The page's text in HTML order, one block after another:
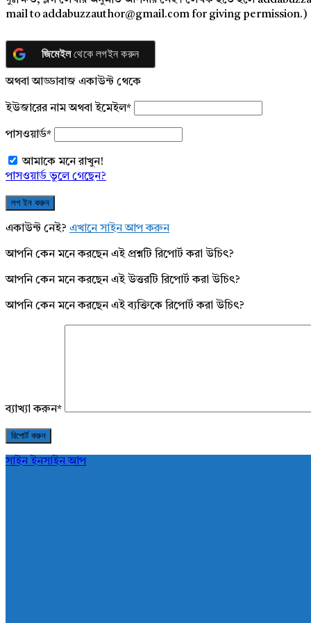
mail to addabuzzauthor@gmail.com for giving permission.)
জিমেইলথেকে লগইন করুন
অথবা আড্ডাবাজ একাউন্ট থেকে
ইউজারের নাম অথবা ইমেইল*
পাসওয়ার্ড*
আমাকে মনে রাখুন!
পাসওয়ার্ড ভুলে গেছেন?
একাউন্ট নেই? এখানে সাইন আপ করুন
আপনি কেন মনে করছেন এই প্রশ্নটি রিপোর্ট করা উচিৎ?
আপনি কেন মনে করছেন এই উত্তরটি রিপোর্ট করা উচিৎ?
আপনি কেন মনে করছেন এই ব্যক্তিকে রিপোর্ট করা উচিৎ?
ব্যাখ্যা করুন*
সাইন ইনসাইন আপ